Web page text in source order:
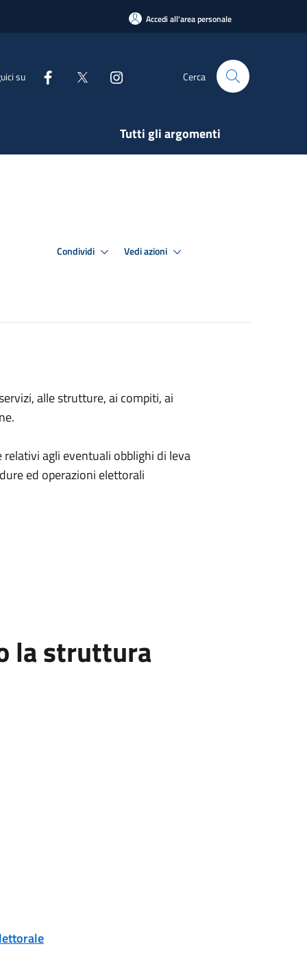
Accedi all'area personale
su Cerca
Tutti gli argomenti
Condividi Vedi azioni
alle strutture, ai compiti, ai
agli eventuali obblighi di leva
ed operazioni elettorali
la struttura